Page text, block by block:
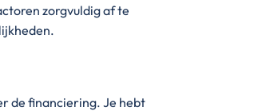
zorgvuldig af te
de financiering. Je hebt